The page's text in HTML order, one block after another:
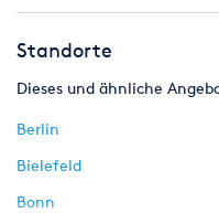
Standorte
Dieses und ähnliche
Berlin
Bielefeld
Bonn